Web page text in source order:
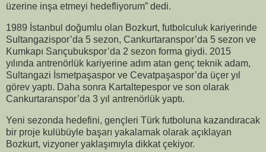
üzerine inşa etmeyi hedefliyorum” dedi.
1989 İstanbul doğumlu olan Bozkurt, futbolculuk kariyerinde
Sultangazispor’da 5 sezon, Cankurtaranspor’da 5 sezon ve
Kumkapı Sarıçubukspor’da 2 sezon forma giydi. 2015
yılında antrenörlük kariyerine adım atan genç teknik adam,
Sultangazi İsmetpaşaspor ve Cevatpaşaspor’da üçer yıl
görev yaptı. Daha sonra Kartaltepespor ve son olarak
Cankurtaranspor’da 3 yıl antrenörlük yaptı.
Yeni sezonda hedefini, gençleri Türk futboluna kazandıracak
bir proje kulübüyle başarı yakalamak olarak açıklayan
Bozkurt, vizyoner yaklaşımıyla dikkat çekiyor.